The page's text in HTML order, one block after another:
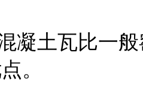
凝土瓦比一
。